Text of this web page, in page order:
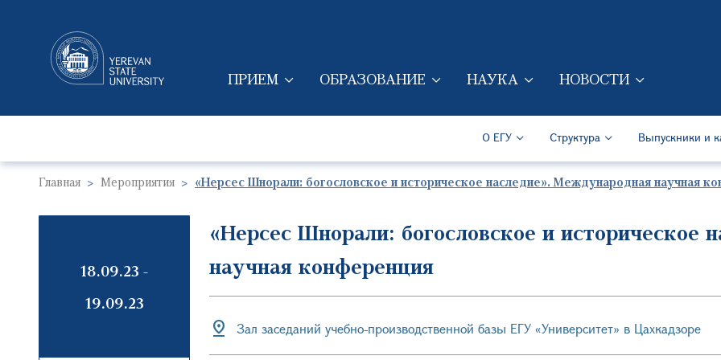
MAIN NAVIGATION (RUS)
ПРИЕМ ОБРАЗОВАНИЕ НАУКА НОВОСТИ
Secondary Navigation
О ЕГУ Структура Выпускники и
Главная Мероприятия «Нерсес Шнорали: богословское и историческое наследие». Международная научная
18.09.23 -
19.09.23
«Нерсес Шнорали: богословское и историческое
научная конференция
Зал заседаний учебно-производственной базы ЕГУ «Университет» в Цахкадзоре